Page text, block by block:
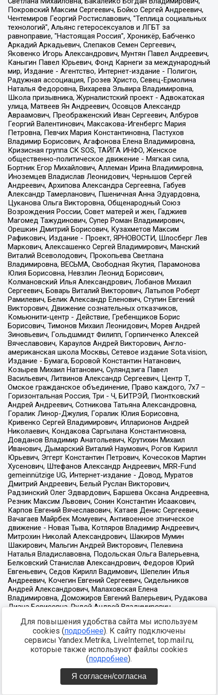
Для повышения удобства сайта мы используем
cookies (подробнее). К сайту подключены
сервисы Yandex.Metrika, LiveInternet, top.mail.ru,
которые также используют файлы cookies
(подробнее).
Я согласен/согласна